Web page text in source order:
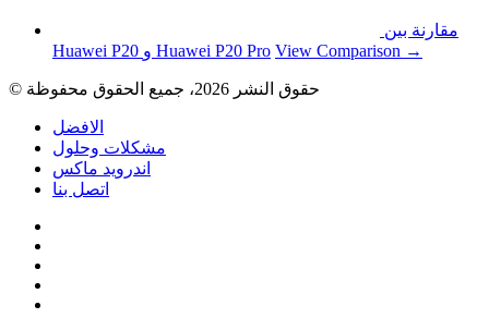
مقارنة بين
Huawei P20 و Huawei P20 Pro View Comparison →
الافضل
مشكلات وحلول
اندرويد ماكس
اتصل بنا